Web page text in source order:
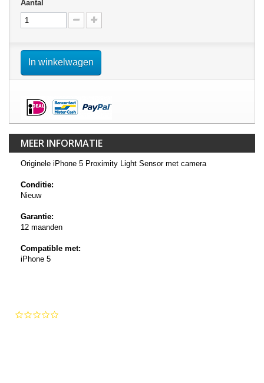
Aantal
In winkelwagen
MEER INFORMATIE
Originele iPhone 5 Proximity Light Sensor met camera
Conditie:
Nieuw
Garantie:
12 maanden
Compatible met:
iPhone 5